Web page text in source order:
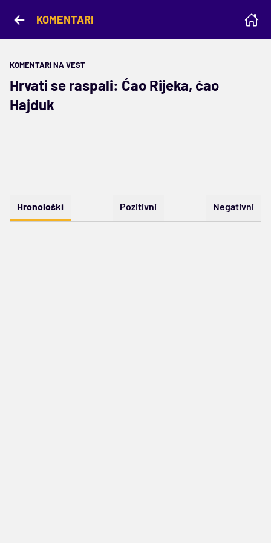
KOMENTARI
KOMENTARI NA VEST
Hrvati se raspali: Ćao Rijeka, ćao
Hajduk
Hronološki Pozitivni Negativni